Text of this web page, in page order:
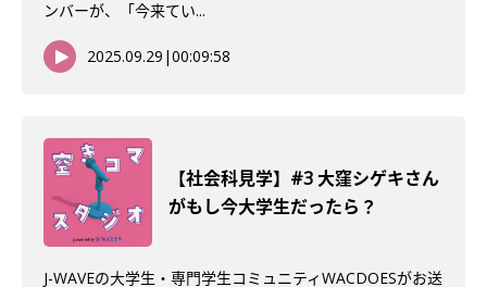
ンバーが、「今来てい...
2025.09.29 |00:09:58
【社会科見学】#3 大窪シゲキさん
がもし今大学生だったら？
J-WAVEの大学生・専門学生コミュニティWACDOESがお送